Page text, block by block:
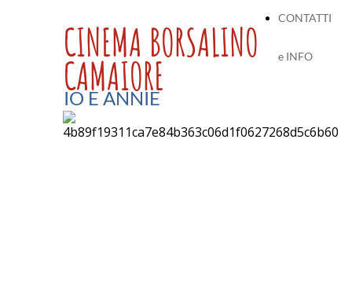
CONTATTI
e INFO
CINEMA BORSALINO
CAMAIORE
IO E ANNIE